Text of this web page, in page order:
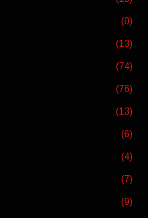
(0)
(13)
(74)
(76)
(13)
(6)
(4)
(7)
(9)